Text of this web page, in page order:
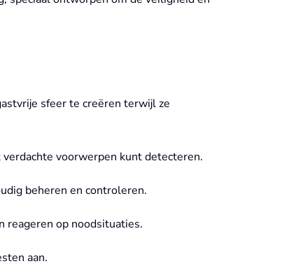
sfeer te creëren terwijl ze
voorwerpen kunt detecteren.
beheren en controleren.
reageren op noodsituaties.
aan.